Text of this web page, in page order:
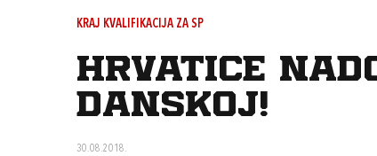
KRAJ KVALIFIKACIJA ZA SP
Hrvatice
Danskoj!
30.08.2018.